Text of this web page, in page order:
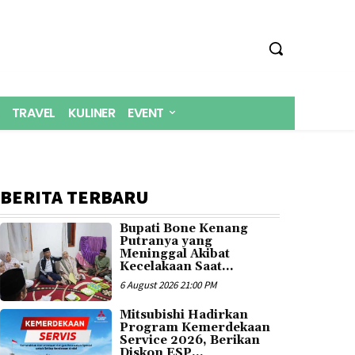
TRAVEL KULINER EVENT
BERITA TERBARU
Bupati Bone Kenang
Putranya yang
Meninggal Akibat
Kecelakaan Saat...
6 August 2026 21:00 PM
Mitsubishi Hadirkan
Program Kemerdekaan
Service 2026, Berikan